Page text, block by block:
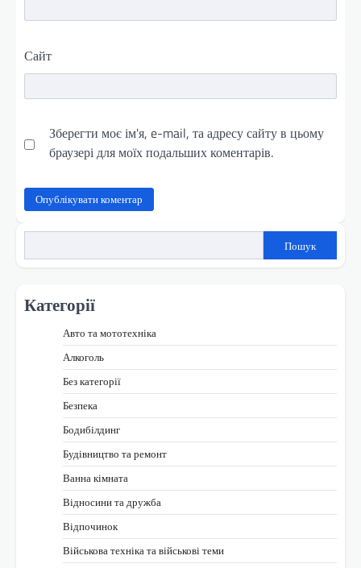
Сайт
Зберегти моє ім'я, e-mail, та адресу сайту в цьому
браузері для моїх подальших коментарів.
Пошук
Категорії
Авто та мототехніка
Алкоголь
Без категорії
Безпека
Бодибілдинг
Будівництво та ремонт
Ванна кімната
Відносини та дружба
Відпочинок
Військова техніка та військові теми